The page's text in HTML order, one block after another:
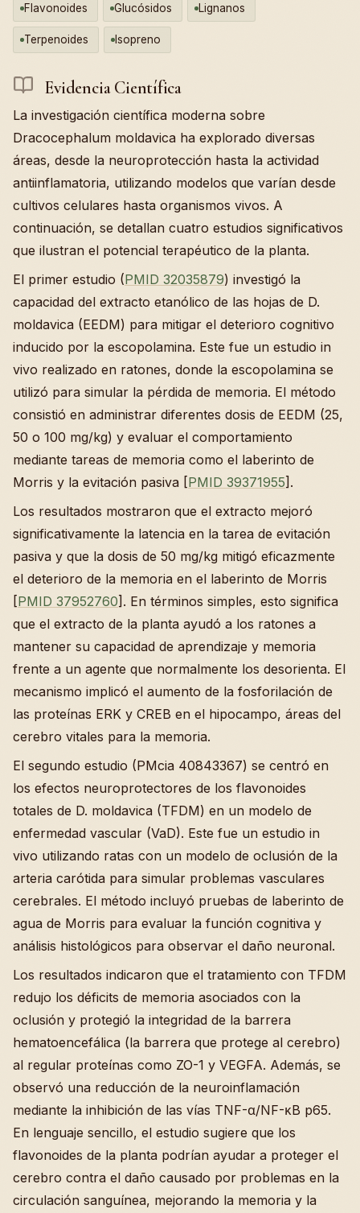
Flavonoides Glucósidos Lignanos
Terpenoides Isopreno
Evidencia Científica
La investigación científica moderna sobre
Dracocephalum moldavica ha explorado diversas
áreas, desde la neuroprotección hasta la actividad
antiinflamatoria, utilizando modelos que varían desde
cultivos celulares hasta organismos vivos. A
continuación, se detallan cuatro estudios significativos
que ilustran el potencial terapéutico de la planta.
El primer estudio (PMID 32035879) investigó la
capacidad del extracto etanólico de las hojas de D.
moldavica (EEDM) para mitigar el deterioro cognitivo
inducido por la escopolamina. Este fue un estudio in
vivo realizado en ratones, donde la escopolamina se
utilizó para simular la pérdida de memoria. El método
consistió en administrar diferentes dosis de EEDM (25,
50 o 100 mg/kg) y evaluar el comportamiento
mediante tareas de memoria como el laberinto de
Morris y la evitación pasiva [PMID 39371955].
Los resultados mostraron que el extracto mejoró
significativamente la latencia en la tarea de evitación
pasiva y que la dosis de 50 mg/kg mitigó eficazmente
el deterioro de la memoria en el laberinto de Morris
[PMID 37952760]. En términos simples, esto significa
que el extracto de la planta ayudó a los ratones a
mantener su capacidad de aprendizaje y memoria
frente a un agente que normalmente los desorienta. El
mecanismo implicó el aumento de la fosforilación de
las proteínas ERK y CREB en el hipocampo, áreas del
cerebro vitales para la memoria.
El segundo estudio (PMcia 40843367) se centró en
los efectos neuroprotectores de los flavonoides
totales de D. moldavica (TFDM) en un modelo de
enfermedad vascular (VaD). Este fue un estudio in
vivo utilizando ratas con un modelo de oclusión de la
arteria carótida para simular problemas vasculares
cerebrales. El método incluyó pruebas de laberinto de
agua de Morris para evaluar la función cognitiva y
análisis histológicos para observar el daño neuronal.
Los resultados indicaron que el tratamiento con TFDM
redujo los déficits de memoria asociados con la
oclusión y protegió la integridad de la barrera
hematoencefálica (la barrera que protege al cerebro)
al regular proteínas como ZO-1 y VEGFA. Además, se
observó una reducción de la neuroinflamación
mediante la inhibición de las vías TNF-α/NF-κB p65.
En lenguaje sencillo, el estudio sugiere que los
flavonoides de la planta podrían ayudar a proteger el
cerebro contra el daño causado por problemas en la
circulación sanguínea, mejorando la memoria y la